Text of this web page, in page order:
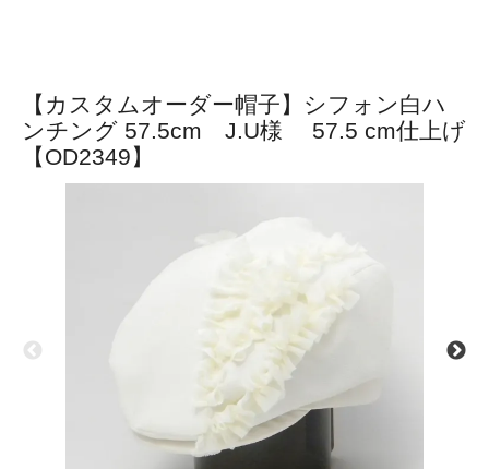
【カスタムオーダー帽子】シフォン白ハ
ンチング 57.5cm J.U様 57.5 cm仕上げ
【OD2349】